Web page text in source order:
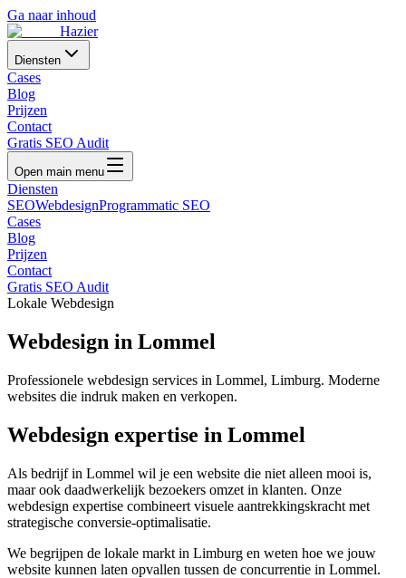
Ga naar inhoud
Hazier
Diensten
Cases
Blog
Prijzen
Contact
Gratis SEO Audit
Open main menu
Diensten
SEOWebdesignProgrammatic SEO
Cases
Blog
Prijzen
Contact
Gratis SEO Audit
Lokale Webdesign
Webdesign in Lommel
Professionele webdesign services in Lommel, Limburg. Moderne
websites die indruk maken en verkopen.
Webdesign expertise in Lommel
Als bedrijf in Lommel wil je een website die niet alleen mooi is,
maar ook daadwerkelijk bezoekers omzet in klanten. Onze
webdesign expertise combineert visuele aantrekkingskracht met
strategische conversie-optimalisatie.
We begrijpen de lokale markt in Limburg en weten hoe we jouw
website kunnen laten opvallen tussen de concurrentie in Lommel.